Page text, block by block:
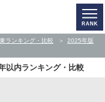
ランキング・比較
2025年版
以内ランキング・比較